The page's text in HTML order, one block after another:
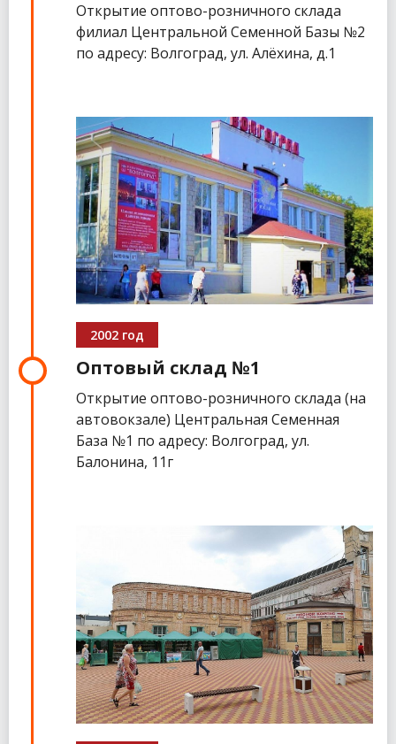
Открытие оптово-розничного склада
филиал Центральной Семенной Базы №2
по адресу: Волгоград, ул. Алёхина, д.1
2002 год
Оптовый склад №1
Открытие оптово-розничного склада (на
автовокзале) Центральная Семенная
База №1 по адресу: Волгоград, ул.
Балонина, 11г